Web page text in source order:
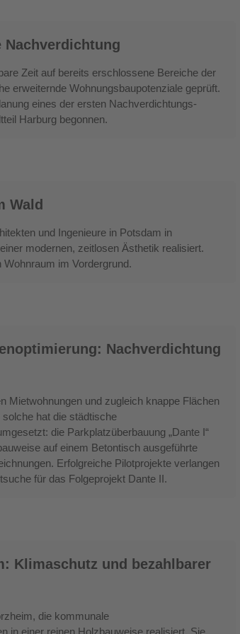
Nachverdichtung
Zeit auf bereits erschlossene Bereiche der
erweiternde Wohnungsbaupotenziale geprüft.
eines der ersten Nachverdichtungs-
Harburg begonnen.
Wald
und Ingenieure in Potsdam in
modernen, zeitlosen Ästhetik realisiert.
im Vordergrund.
Nachverdichtung
Mietwohnungen und zugleich knappe Flächen
hat die städtische
die Parkplatzüberbauung „Dante I“
auf einem Betontisch ausgeführte
Erfolgreiche Pilotprojekte verlangen
für das Folgeprojekt Dante II.
Klimaschutz und bezahlbarer
die kommunale
in einer reinen Holzbauweise realisiert. Sie